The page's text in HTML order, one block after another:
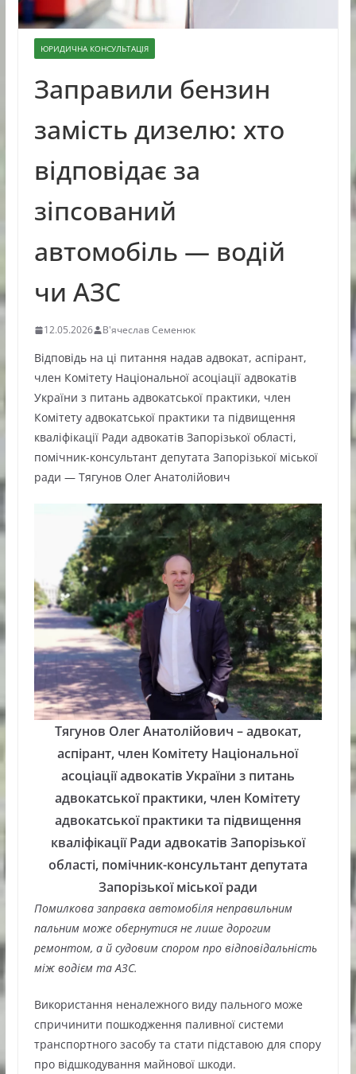
ЮРИДИЧНА КОНСУЛЬТАЦІЯ
Заправили бензин
замість дизелю: хто
відповідає за
зіпсований
автомобіль — водій
чи АЗС
12.05.2026 В'ячеслав Семенюк
Відповідь на ці питання надав адвокат, аспірант,
член Комітету Національної асоціації адвокатів
України з питань адвокатської практики, член
Комітету адвокатської практики та підвищення
кваліфікації Ради адвокатів Запорізької області,
помічник-консультант депутата Запорізької міської
ради — Тягунов Олег Анатолійович
Тягунов Олег Анатолійович – адвокат,
аспірант, член Комітету Національної
асоціації адвокатів України з питань
адвокатської практики, член Комітету
адвокатської практики та підвищення
кваліфікації Ради адвокатів Запорізької
області, помічник-консультант депутата
Запорізької міської ради
Помилкова заправка автомобіля неправильним
пальним може обернутися не лише дорогим
ремонтом, а й судовим спором про відповідальність
між водієм та АЗС.
Використання неналежного виду пального може
спричинити пошкодження паливної системи
транспортного засобу та стати підставою для спору
про відшкодування майнової шкоди.